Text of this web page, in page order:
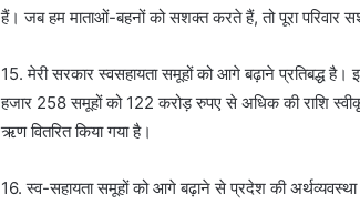
हैं। जब हम माताओं-बहनों को सशक्त करते हैं, तो पूरा परिवार
15. मेरी सरकार स्वसहायता समूहों को आगे बढ़ाने प्रतिबद्ध
हजार 258 समूहों को 122 करोड़ रुपए से अधिक की राशि
ऋण वितरित किया गया है।
16. स्व-सहायता समूहों को आगे बढ़ाने से प्रदेश की